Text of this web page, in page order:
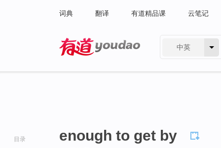
词典 翻译 有道精品课 云笔记
中英
目录 enough to get by